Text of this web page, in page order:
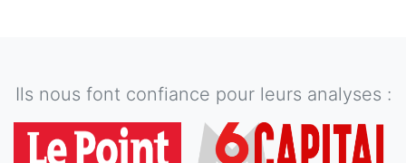
Ils nous font confiance pour leurs analyses :